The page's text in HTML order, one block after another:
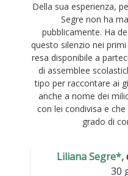
Della sua esperienza,
Segre non ha
pubblicamente. Ha
questo silenzio nei primi
resa disponibile a
di assemblee
tipo per raccontare ai
anche a nome dei
con lei condivisa e
grado di
Liliana Segre*,
30